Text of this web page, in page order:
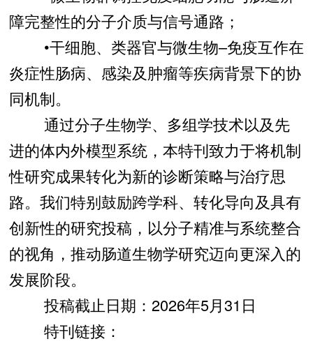
障完整性的分子介质与信号通路；
•干细胞、类器官与微生物–免疫互作在
炎症性肠病、感染及肿瘤等疾病背景下的协
同机制。
通过分子生物学、多组学技术以及先
进的体内外模型系统，本特刊致力于将机制
性研究成果转化为新的诊断策略与治疗思
路。我们特别鼓励跨学科、转化导向及具有
创新性的研究投稿，以分子精准与系统整合
的视角，推动肠道生物学研究迈向更深入的
发展阶段。
投稿截止日期：2026年5月31日
特刊链接：